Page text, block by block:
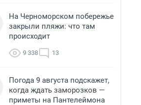
На Черноморском побережье
закрыли пляжи: что там
происходит
9 338 13
Погода 9 августа подскажет,
когда ждать заморозков —
приметы на Пантелеймона